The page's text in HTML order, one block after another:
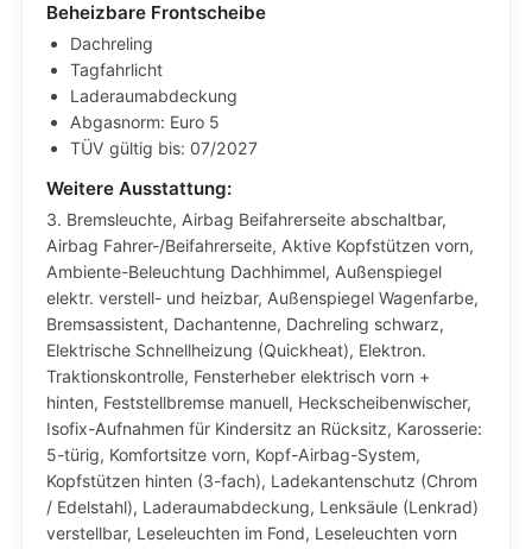
Beheizbare Frontscheibe
Dachreling
Tagfahrlicht
Laderaumabdeckung
Abgasnorm: Euro 5
TÜV gültig bis: 07/2027
Weitere Ausstattung:
3. Bremsleuchte, Airbag Beifahrerseite abschaltbar,
Airbag Fahrer-/Beifahrerseite, Aktive Kopfstützen vorn,
Ambiente-Beleuchtung Dachhimmel, Außenspiegel
elektr. verstell- und heizbar, Außenspiegel Wagenfarbe,
Bremsassistent, Dachantenne, Dachreling schwarz,
Elektrische Schnellheizung (Quickheat), Elektron.
Traktionskontrolle, Fensterheber elektrisch vorn +
hinten, Feststellbremse manuell, Heckscheibenwischer,
Isofix-Aufnahmen für Kindersitz an Rücksitz, Karosserie:
5-türig, Komfortsitze vorn, Kopf-Airbag-System,
Kopfstützen hinten (3-fach), Ladekantenschutz (Chrom
/ Edelstahl), Laderaumabdeckung, Lenksäule (Lenkrad)
verstellbar, Leseleuchten im Fond, Leseleuchten vorn